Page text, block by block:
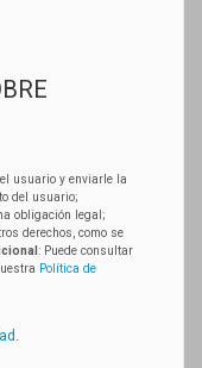
usuario y enviarle la
del usuario;
obligación legal;
derechos, como se
: Puede consultar
Política de